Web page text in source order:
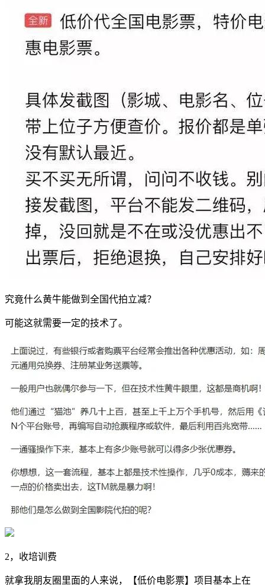
究竟什么黄牛能做到全国代拍立减？
可能这就需要一定的技术了。
2，收培训费
就拿我朋友圈里面的人来说，【低价电影票】项目基本上在